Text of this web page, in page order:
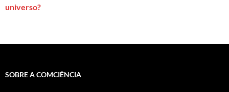
universo?
SOBRE A COMCIÊNCIA